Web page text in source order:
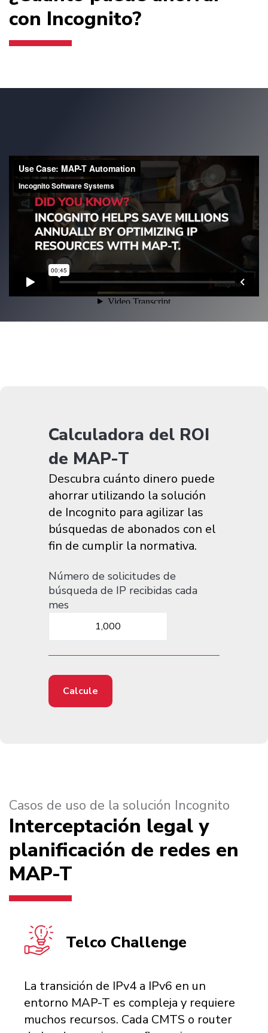
con Incognito?
Calculadora del ROI
de MAP-T
Descubra cuánto dinero puede
ahorrar utilizando la solución
de Incognito para agilizar las
búsquedas de abonados con el
fin de cumplir la normativa.
Número de solicitudes de
búsqueda de IP recibidas cada
mes
Casos de uso de la solución Incognito
Interceptación legal y
planificación de redes en
MAP-T
Telco Challenge
La transición de IPv4 a IPv6 en un
entorno MAP-T es compleja y requiere
muchos recursos. Cada CMTS o router